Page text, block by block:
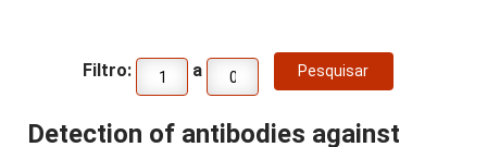
Filtro: a
Detection of antibodies against